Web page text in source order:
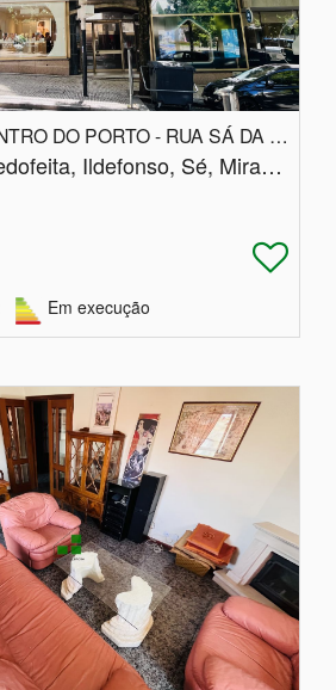
ESCRITÓRIO CENTRO DO PORTO - RUA SÁ DA BANDEIRA
Porto, Porto, Cedofeita, Ildefonso, Sé, Miragaia, Nicolau, Vitória
Em execução